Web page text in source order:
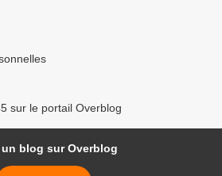
sur le portail Overblog
un blog sur Overblog